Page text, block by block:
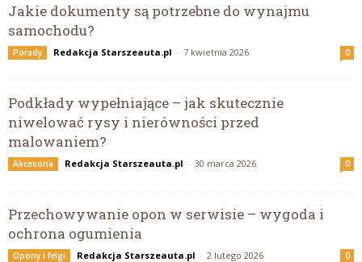
Jakie dokumenty są potrzebne do wynajmu
samochodu?
Porady Redakcja Starszeauta.pl - 7 kwietnia 2026 0
Podkłady wypełniające – jak skutecznie
niwelować rysy i nierówności przed
malowaniem?
Akcesoria Redakcja Starszeauta.pl - 30 marca 2026 0
Przechowywanie opon w serwisie – wygoda i
ochrona ogumienia
Opony i felgi Redakcja Starszeauta.pl - 2 lutego 2026 0